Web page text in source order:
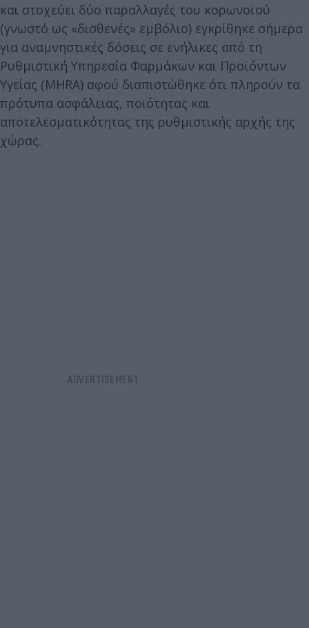
και στοχεύει δύο παραλλαγές του κορωνοϊού
(γνωστό ως «δισθενές» εμβόλιο) εγκρίθηκε σήμερα
για αναμνηστικές δόσεις σε ενήλικες από τη
Ρυθμιστική Υπηρεσία Φαρμάκων και Προϊόντων
Υγείας (MHRA) αφού διαπιστώθηκε ότι πληρούν τα
πρότυπα ασφάλειας, ποιότητας και
αποτελεσματικότητας της ρυθμιστικής αρχής της
χώρας.